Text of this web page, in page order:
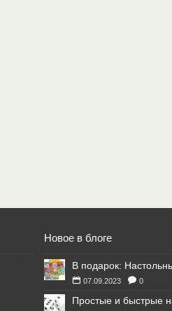
Новое в блоге
07.09.2023 0